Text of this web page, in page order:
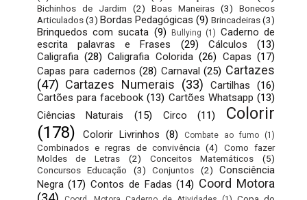
Bichinhos de Jardim (2) Boas Maneiras (3)
Bonecos
Articulados (3) Bordas Pedagógicas (9) Brincadeiras(3)
Brinquedos com sucata (9) Bullying (1) Caderno de
escrita palavras e Frases
(29) Cálculos
(13)
Caligrafia (28) Caligrafia Colorida (26) Capas (17)
Capas para cadernos (28) Carnaval (25) Cartazes
(47) Cartazes Numerais (33) Cartilhas
(16)
Cartões para facebook (13) Cartões Whatsapp (13)
Ciências Naturais
(15) Circo (11)
Colorir
(178)
Colorir Livrinhos (8) Combate ao fumo (1)
Combinados e regras de convivência (4)
Como fazer
Moldes de Letras
(2) Conceitos Matemáticos
(5)
Concursos Educação
(3) Conjuntos (2)
Consciência
Negra (17) Contos de Fadas (14) Coord Motora